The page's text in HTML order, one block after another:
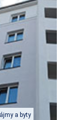
a byty